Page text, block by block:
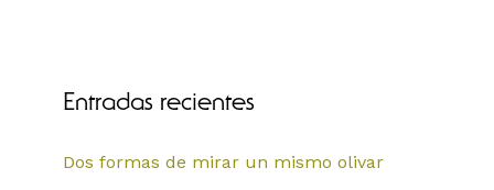
Entradas recientes
Dos formas de mirar un mismo olivar